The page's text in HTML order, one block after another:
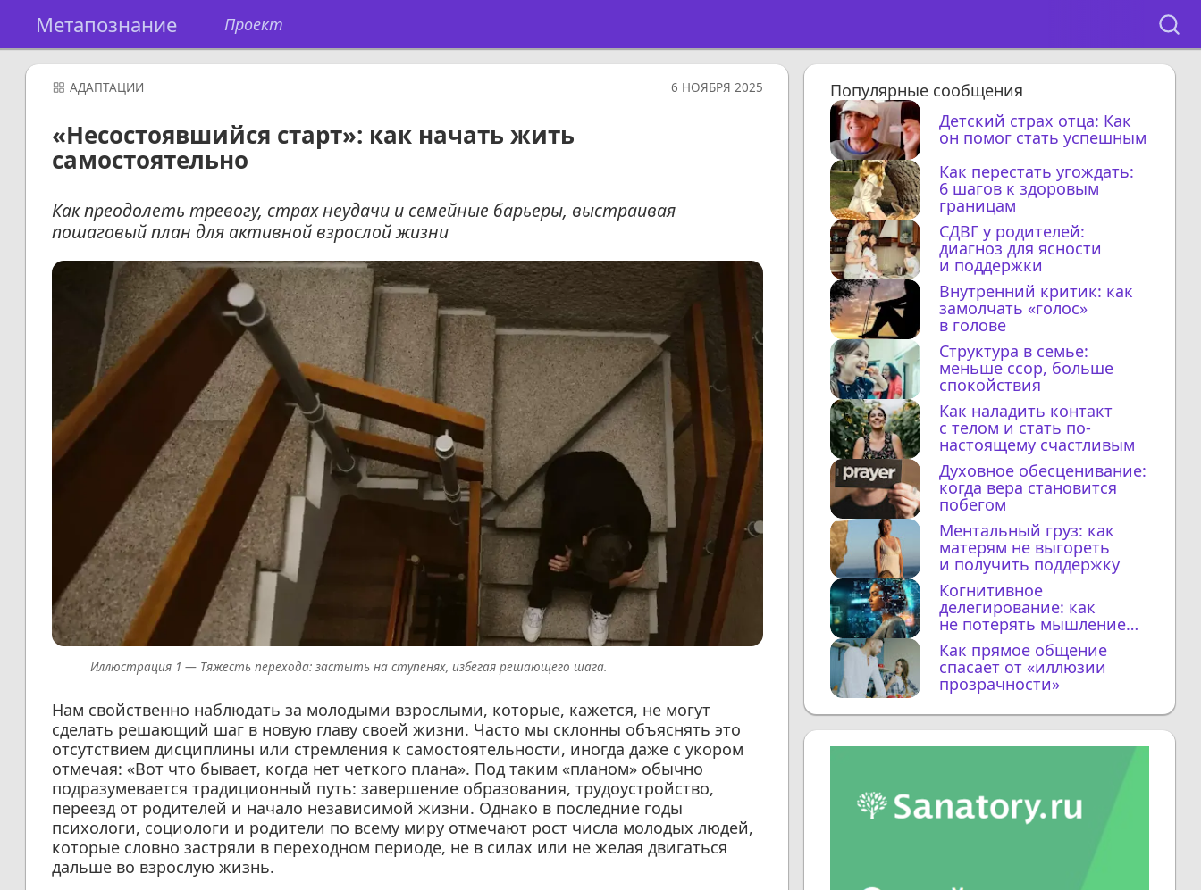
Метапознание Проект
АДАПТАЦИИ 6 НОЯБРЯ 2025
«Несостоявшийся старт»: как начать жить
самостоятельно
Как преодолеть тревогу, страх неудачи и семейные барьеры, выстраивая
пошаговый план для активной взрослой жизни
Тяжесть перехода: застыть на ступенях, избегая решающего шага.
Нам свойственно наблюдать за молодыми взрослыми, которые, кажется, не могут
сделать решающий шаг в новую главу своей жизни. Часто мы склонны объяснять это
отсутствием дисциплины или стремления к самостоятельности, иногда даже с укором
отмечая: «Вот что бывает, когда нет четкого плана». Под таким «планом» обычно
подразумевается традиционный путь: завершение образования, трудоустройство,
переезд от родителей и начало независимой жизни. Однако в последние годы
психологи, социологи и родители по всему миру отмечают рост числа молодых людей,
которые словно застряли в переходном периоде, не в силах или не желая двигаться
дальше во взрослую жизнь.
Популярные сообщения
Детский страх отца: Как
он помог стать успешным
Как перестать угождать:
6 шагов к здоровым
границам
СДВГ у родителей:
диагноз для ясности
и поддержки
Внутренний критик: как
замолчать «голос»
в голове
Структура в семье:
меньше ссор, больше
спокойствия
Как наладить контакт
с телом и стать по-
настоящему счастливым
Духовное обесценивание:
когда вера становится
побегом
Ментальный груз: как
матерям не выгореть
и получить поддержку
Когнитивное
делегирование: как
не потерять мышление
с ИИ
Как прямое общение
спасает от «иллюзии
прозрачности»